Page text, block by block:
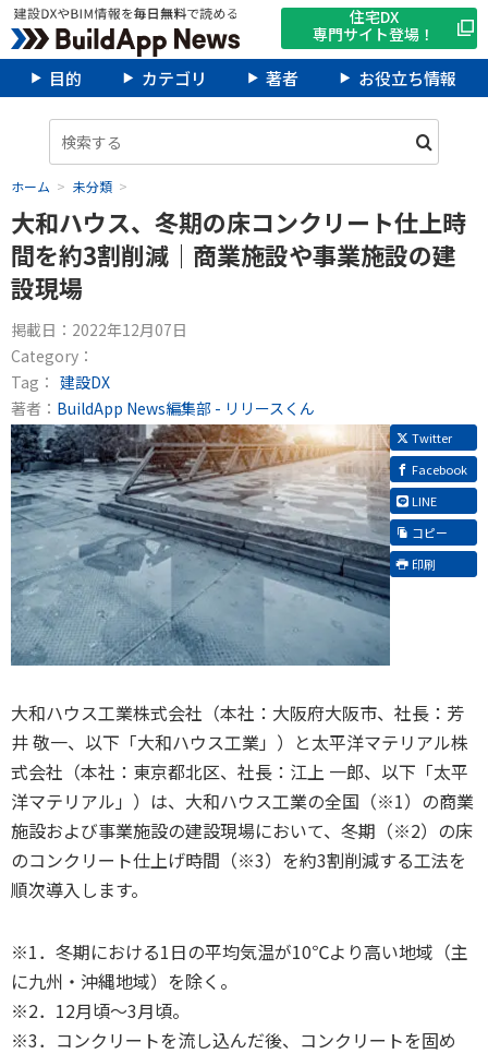
住宅DX
専門サイト登場！
目的 カテゴリ 著者 お役立ち情報
ホーム 未分類
大和ハウス、冬期の床コンクリート仕上時
間を約3割削減｜商業施設や事業施設の建
設現場
掲載日： 2022年12月07日
Category：
Tag： 建設DX
著者： BuildApp News編集部 - リリースくん
Twitter
Facebook
LINE
コピー
印刷
大和ハウス工業株式会社（本社：大阪府大阪市、社長：芳
井 敬一、以下「大和ハウス工業」）と太平洋マテリアル株
式会社（本社：東京都北区、社長：江上 一郎、以下「太平
洋マテリアル」）は、大和ハウス工業の全国（※1）の商業
施設および事業施設の建設現場において、冬期（※2）の床
のコンクリート仕上げ時間（※3）を約3割削減する工法を
順次導入します。
※1．冬期における1日の平均気温が10℃より高い地域（主
に九州・沖縄地域）を除く。
※2．12月頃～3月頃。
※3．コンクリートを流し込んだ後、コンクリートを固め